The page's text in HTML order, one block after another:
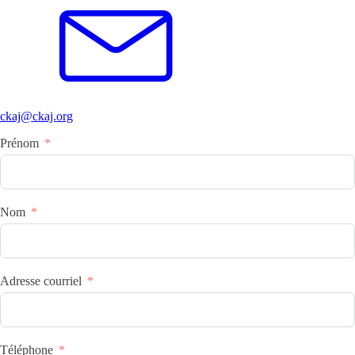
ckaj@ckaj.org
Prénom
Nom
Adresse courriel
Téléphone